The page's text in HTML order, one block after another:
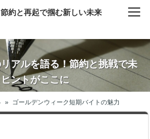
約と再起で掴む新しい未来
アルを語る！節約と挑戦で未
ントがここに
» ゴールデンウィーク短期バイトの魅力